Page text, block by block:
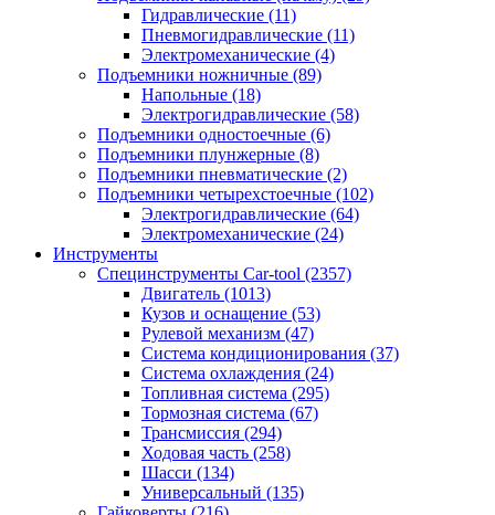
Гидравлические (11)
Пневмогидравлические (11)
Электромеханические (4)
Подъемники ножничные (89)
Напольные (18)
Электрогидравлические (58)
Подъемники одностоечные (6)
Подъемники плунжерные (8)
Подъемники пневматические (2)
Подъемники четырехстоечные (102)
Электрогидравлические (64)
Электромеханические (24)
Инструменты
Специнструменты Car-tool (2357)
Двигатель (1013)
Кузов и оснащение (53)
Рулевой механизм (47)
Система кондиционирования (37)
Система охлаждения (24)
Топливная система (295)
Тормозная система (67)
Трансмиссия (294)
Ходовая часть (258)
Шасси (134)
Универсальный (135)